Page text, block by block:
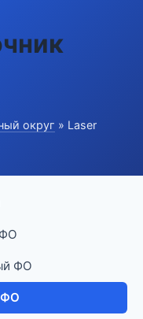
округ » Laser
ФО
ФО